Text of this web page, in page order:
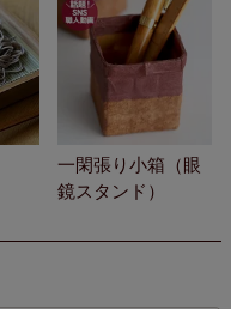
一閑張り小箱（眼
鏡スタンド）